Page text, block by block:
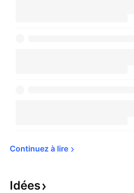
Continuez à lire
Idées